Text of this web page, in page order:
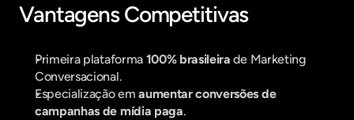
Vantagens Competitivas
Primeira plataforma 100% brasileira de Marketing
Conversacional.
Especialização em aumentar conversões de
campanhas de mídia paga.